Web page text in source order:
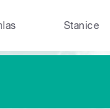
Stanice